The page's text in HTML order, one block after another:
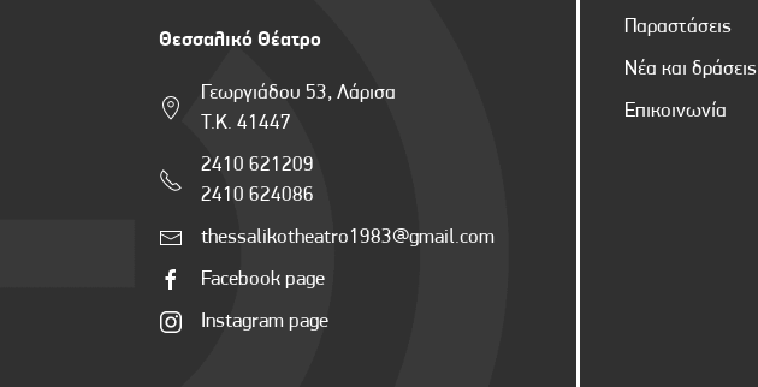
Θεσσαλικό Θέατρο
Γεωργιάδου 53, Λάρισα
Τ.Κ. 41447
2410 621209
2410 624086
thessalikotheatro1983@gmail.com
Facebook page
Instagram page
Παραστάσεις
Νέα και δράσεις
Επικοινωνία